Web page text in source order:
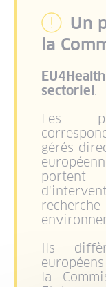
Un
la
sectoriel.
Les
gérés
Ils
la